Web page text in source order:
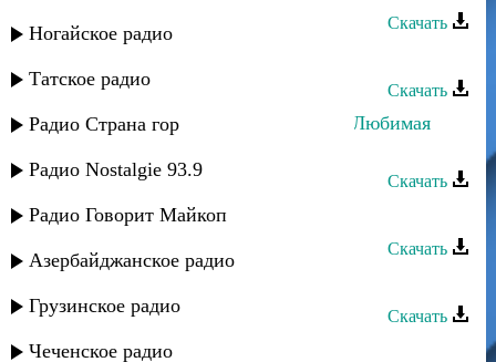
Ногайское радио
Татское радио
Радио Страна гор
Радио Nostalgie 93.9
Радио Говорит Майкоп
Азербайджанское радио
Грузинское радио
Чеченское радио
Скачать
Скачать
Магомедрасул Курбанмагомедов - Любимая
Скачать
Артур Зайдиев - Наденька
Скачать
Скачать
Загир Магомедов - Моя любимая